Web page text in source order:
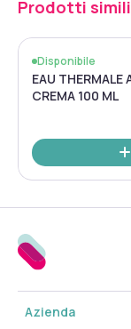
Prodotti simili
Disponibile
EAU THERMALE
CREMA 100 ML
Azienda